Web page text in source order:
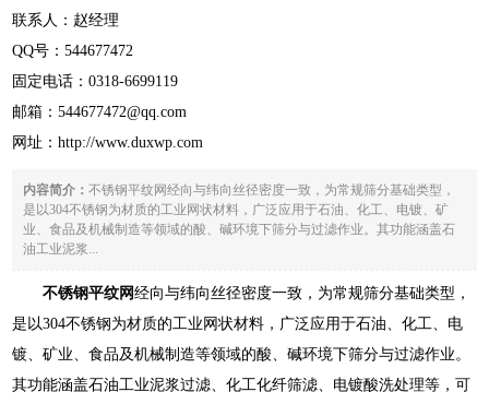
联系人：赵经理
QQ号：544677472
固定电话：0318-6699119
邮箱：544677472@qq.com
网址：http://www.duxwp.com
内容简介：不锈钢平纹网经向与纬向丝径密度一致，为常规筛分基础类型，
是以304不锈钢为材质的工业网状材料，广泛应用于石油、化工、电镀、矿
业、食品及机械制造等领域的酸、碱环境下筛分与过滤作业。其功能涵盖石
油工业泥浆...
不锈钢平纹网经向与纬向丝径密度一致，为常规筛分基础类型，
是以304不锈钢为材质的工业网状材料，广泛应用于石油、化工、电
镀、矿业、食品及机械制造等领域的酸、碱环境下筛分与过滤作业。
其功能涵盖石油工业泥浆过滤、化工化纤筛滤、电镀酸洗处理等，可